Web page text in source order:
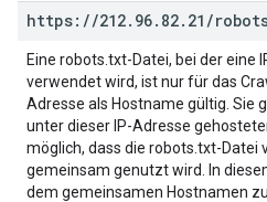
https: //212. 96. 82. 21 /
Eine robots.txt-Datei, bei der eine
verwendet wird, ist nur für das
Adresse als Hostname gültig. Sie
unter dieser IP-Adresse
möglich, dass die robots.txt-Datei
gemeinsam genutzt wird. In
dem gemeinsamen Hostnamen